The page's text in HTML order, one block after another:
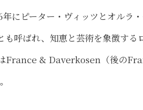
ピーター・ヴィッツとオルラ
も呼ばれ、知恵と芸術を象徴す
France & Daverkosen（後の